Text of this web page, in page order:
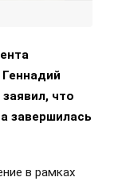
что
завершилась
в рамках